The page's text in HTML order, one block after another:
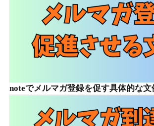
noteでメルマガ登録を促す具体的な文